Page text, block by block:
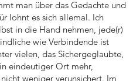
man über das Gedachte und
lohnt es sich allemal. Ich
in die Hand nehmen, jede(r)
wie Verbindende ist
vielen, das Sichergeglaubte,
eindeutiger Ort mehr,
weniger verunsichert. Im